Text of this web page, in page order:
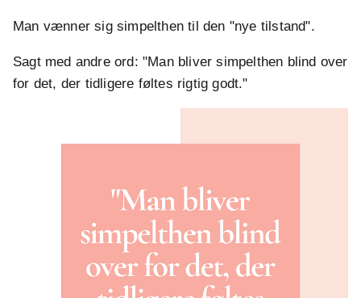
Man vænner sig simpelthen til den "nye tilstand".
Sagt med andre ord: "Man bliver simpelthen blind over
for det, der tidligere føltes rigtig godt."